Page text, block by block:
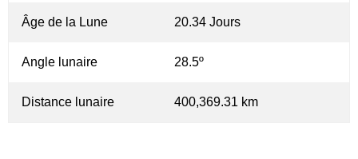
Âge de la Lune 20.34 Jours
Angle lunaire 28.5º
Distance lunaire 400,369.31 km